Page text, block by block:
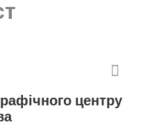
центру